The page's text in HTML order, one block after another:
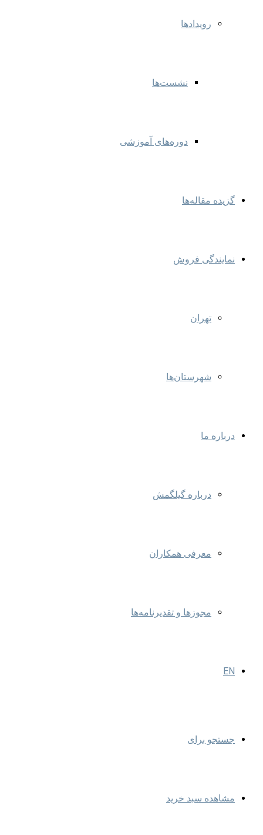
رویدادها
نشست‌ها
دوره‌های آموزشی
گزیده مقاله‌ها
نمایندگی‌ فروش
تهران
شهرستان‌ها
درباره ما
درباره گیلگمش
معرفی همکاران
مجوزها و تقدیرنامه‌ها
EN
جستجو برای
مشاهده سبد خرید